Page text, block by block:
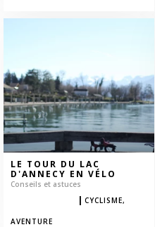
LE TOUR DU LAC
D'ANNECY EN VÉLO
Conseils et astuces
| CYCLISME,
AVENTURE